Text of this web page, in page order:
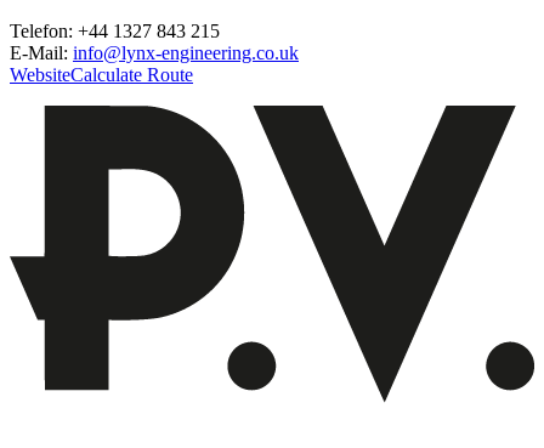
Telefon: +44 1327 843 215
E-Mail: info@lynx-engineering.co.uk
WebsiteCalculate Route